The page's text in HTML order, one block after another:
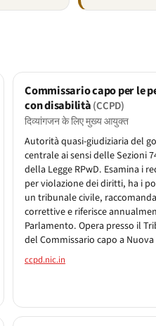
Commissario capo per le
con disabilità(CCPD)
दिव्यांगजन के लिए मुख्य आयुक्त
Autorità quasi-giudiziaria del
centrale ai sensi delle Sezioni
della Legge RPwD. Esamina i
per violazione dei diritti, ha i
un tribunale civile,
correttive e riferisce
Parlamento. Opera presso il
del Commissario capo a
ccpd.nic.in